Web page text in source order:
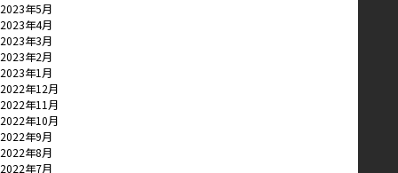
2023年5月
2023年4月
2023年3月
2023年2月
2023年1月
2022年12月
2022年11月
2022年10月
2022年9月
2022年8月
2022年7月